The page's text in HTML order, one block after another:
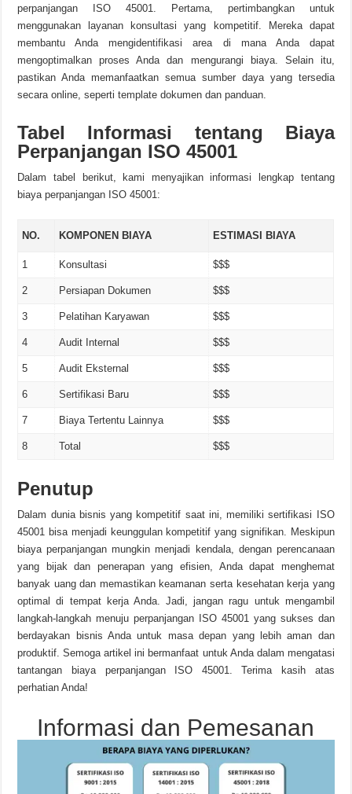
perpanjangan ISO 45001. Pertama, pertimbangkan untuk
menggunakan layanan konsultasi yang kompetitif. Mereka dapat
membantu Anda mengidentifikasi area di mana Anda dapat
mengoptimalkan proses Anda dan mengurangi biaya. Selain itu,
pastikan Anda memanfaatkan semua sumber daya yang tersedia
secara online, seperti template dokumen dan panduan.
Tabel Informasi tentang Biaya
Perpanjangan ISO 45001
Dalam tabel berikut, kami menyajikan informasi lengkap tentang
biaya perpanjangan ISO 45001:
NO. KOMPONEN BIAYA ESTIMASI BIAYA
1 Konsultasi $$$
2 Persiapan Dokumen $$$
3 Pelatihan Karyawan $$$
4 Audit Internal $$$
5 Audit Eksternal $$$
6 Sertifikasi Baru $$$
7 Biaya Tertentu Lainnya $$$
8 Total $$$
Penutup
Dalam dunia bisnis yang kompetitif saat ini, memiliki sertifikasi ISO
45001 bisa menjadi keunggulan kompetitif yang signifikan. Meskipun
biaya perpanjangan mungkin menjadi kendala, dengan perencanaan
yang bijak dan penerapan yang efisien, Anda dapat menghemat
banyak uang dan memastikan keamanan serta kesehatan kerja yang
optimal di tempat kerja Anda. Jadi, jangan ragu untuk mengambil
langkah-langkah menuju perpanjangan ISO 45001 yang sukses dan
berdayakan bisnis Anda untuk masa depan yang lebih aman dan
produktif. Semoga artikel ini bermanfaat untuk Anda dalam mengatasi
tantangan biaya perpanjangan ISO 45001. Terima kasih atas
perhatian Anda!
Informasi dan Pemesanan